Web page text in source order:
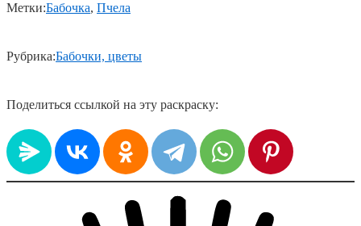
Метки:Бабочка, Пчела
Рубрика:Бабочки, цветы
Поделиться ссылкой на эту раскраску: